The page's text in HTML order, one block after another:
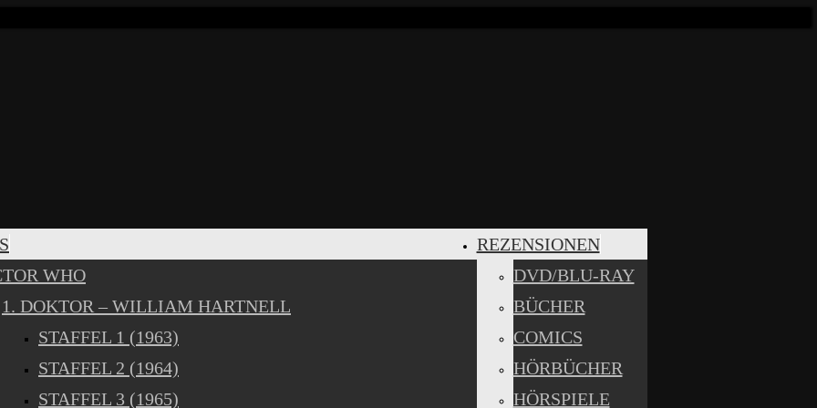
WHO
1. DOKTOR – WILLIAM HARTNELL
STAFFEL 1 (1963)
STAFFEL 2 (1964)
STAFFEL 3 (1965)
REZENSIONEN
DVD/BLU-RAY
BÜCHER
COMICS
HÖRBÜCHER
HÖRSPIELE